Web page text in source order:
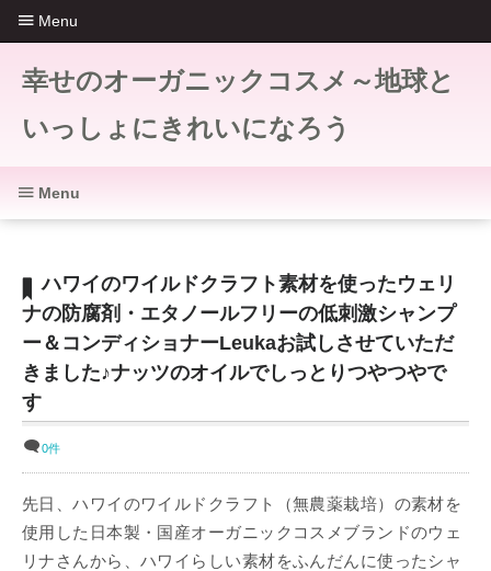
幸せのオーガニックコスメ～地球と
いっしょにきれいになろう
ハワイのワイルドクラフト素材を使ったウェリ
ナの防腐剤・エタノールフリーの低刺激シャンプ
ー＆コンディショナーLeukaお試しさせていただ
きました♪ナッツのオイルでしっとりつやつやで
す
0件
先日、ハワイのワイルドクラフト（無農薬栽培）の素材を
使用した日本製・国産オーガニックコスメブランドのウェ
リナさんから、ハワイらしい素材をふんだんに使ったシャ
Menu
Menu